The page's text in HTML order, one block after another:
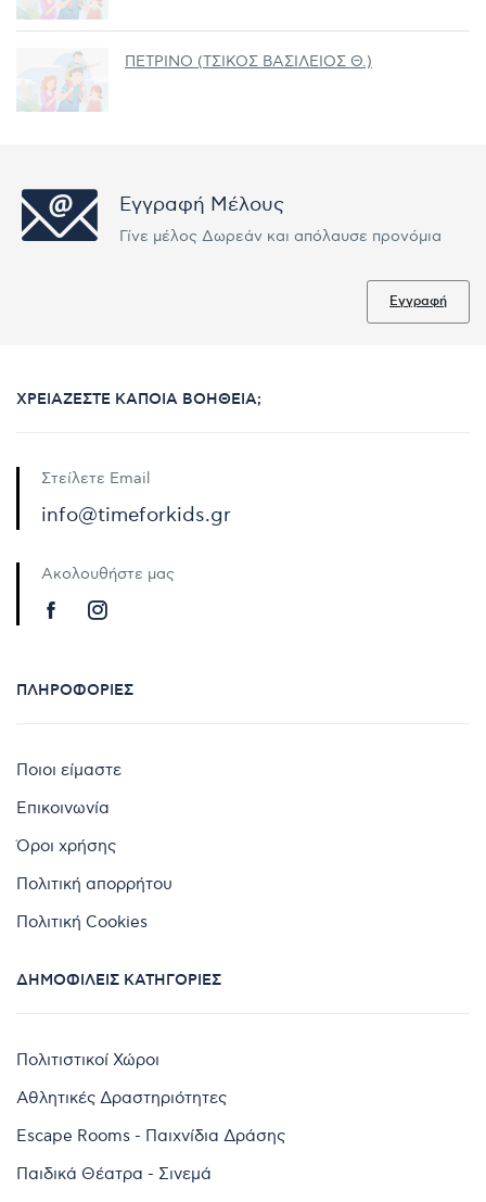
ΠΕΤΡΙΝΟ (ΤΣΙΚΟΣ ΒΑΣΙΛΕΙΟΣ Θ.)
Εγγραφή Μέλους
Γίνε μέλος Δωρεάν και απόλαυσε προνόμια
Εγγραφή
ΧΡΕΙΆΖΕΣΤΕ ΚΆΠΟΙΑ ΒΟΉΘΕΙΑ;
Στείλετε Email
info@timeforkids.gr
Ακολουθήστε μας
ΠΛΗΡΟΦΟΡΊΕΣ
Ποιοι είμαστε
Επικοινωνία
Όροι χρήσης
Πολιτική απορρήτου
Πολιτική Cookies
ΔΗΜΟΦΙΛΕΊΣ ΚΑΤΗΓΟΡΊΕΣ
Πολιτιστικοί Χώροι
Αθλητικές Δραστηριότητες
Escape Rooms - Παιχνίδια Δράσης
Παιδικά Θέατρα - Σινεμά